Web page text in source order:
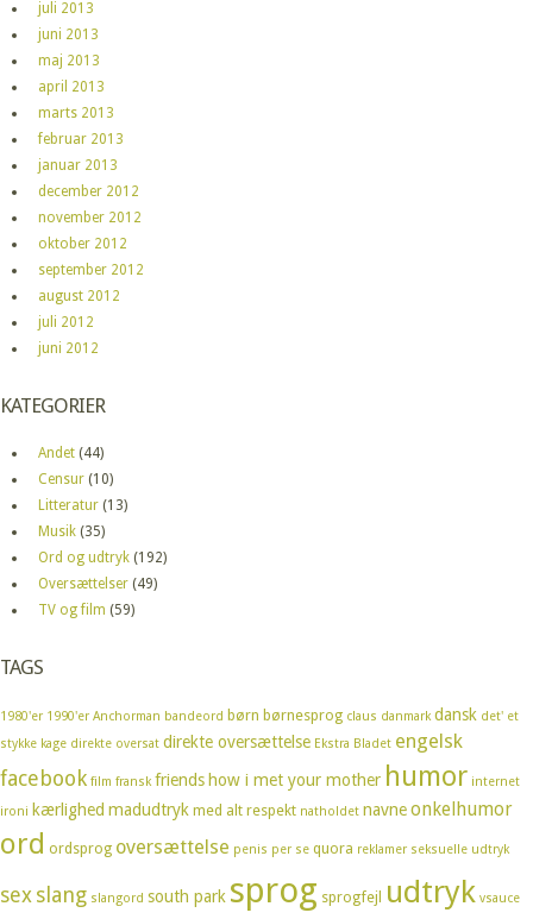
juli 2013
juni 2013
maj 2013
april 2013
marts 2013
februar 2013
januar 2013
december 2012
november 2012
oktober 2012
september 2012
august 2012
juli 2012
juni 2012
KATEGORIER
Andet (44)
Censur (10)
Litteratur (13)
Musik (35)
Ord og udtryk (192)
Oversættelser (49)
TV og film (59)
TAGS
1980'er 1990'er Anchorman bandeord børn børnesprog claus danmark dansk det' et
stykke kage direkte oversat direkte oversættelse Ekstra Bladet engelsk
facebook film fransk friends how i met your mother humor internet
ironi kærlighed madudtryk med alt respekt natholdet navneonkelhumor
ord ordsprog oversættelse penis per se quora reklamer seksuelle udtryk
sexslang slangord south park sprog sprogfejl udtryk vsauce